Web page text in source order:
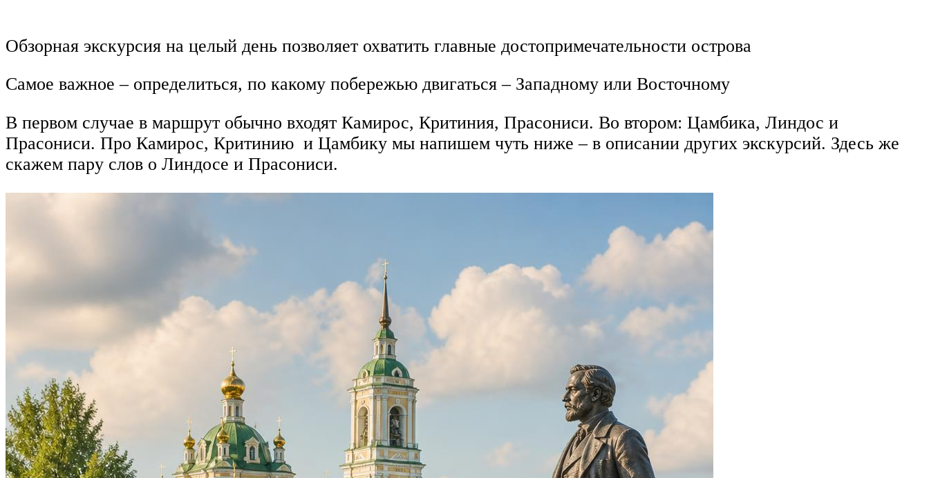
Обзорная экскурсия на целый день позволяет охватить главные достопримечательности острова
Самое важное – определиться, по какому побережью двигаться – Западному или Восточному
В первом случае в маршрут обычно входят Камирос, Критиния, Прасониси. Во втором: Цамбика, Линдос и
Прасониси. Про Камирос, Критинию и Цамбику мы напишем чуть ниже – в описании других экскурсий. Здесь же
скажем пару слов о Линдосе и Прасониси.